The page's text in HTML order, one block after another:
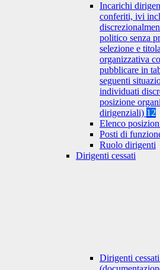
Incarichi
conferiti, ivi
politico senza
selezione e
organizzativa
pubblicare in
seguenti
individuati
posizione
dirigenziali) 12
Elenco
Posti di
Ruolo dirigenti
Dirigenti cessati
Dirigenti